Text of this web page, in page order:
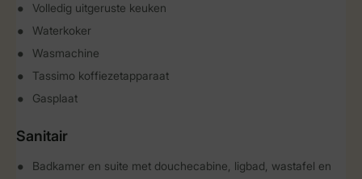
Volledig uitgeruste keuken
Waterkoker
Wasmachine
Tassimo koffiezetapparaat
Gasplaat
Sanitair
Badkamer en suite met douchecabine, ligbad, wastafel en